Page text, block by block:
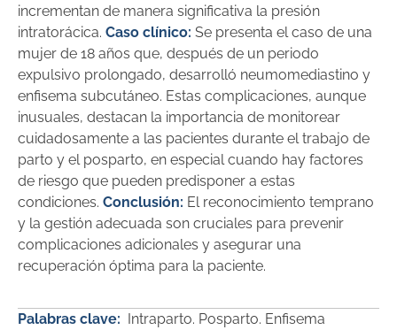
incrementan de manera significativa la presión
intratorácica. Caso clínico: Se presenta el caso de una
mujer de 18 años que, después de un periodo
expulsivo prolongado, desarrolló neumomediastino y
enfisema subcutáneo. Estas complicaciones, aunque
inusuales, destacan la importancia de monitorear
cuidadosamente a las pacientes durante el trabajo de
parto y el posparto, en especial cuando hay factores
de riesgo que pueden predisponer a estas
condiciones. Conclusión: El reconocimiento temprano
y la gestión adecuada son cruciales para prevenir
complicaciones adicionales y asegurar una
recuperación óptima para la paciente.
Palabras clave: Intraparto. Posparto. Enfisema